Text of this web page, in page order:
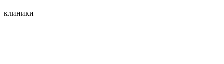
клиники